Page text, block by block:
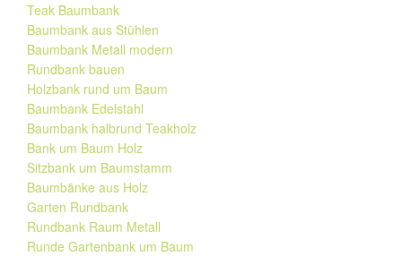
Teak Baumbank
Baumbank aus Stühlen
Baumbank Metall modern
Rundbank bauen
Holzbank rund um Baum
Baumbank Edelstahl
Baumbank halbrund Teakholz
Bank um Baum Holz
Sitzbank um Baumstamm
Baumbänke aus Holz
Garten Rundbank
Rundbank Raum Metall
Runde Gartenbank um Baum